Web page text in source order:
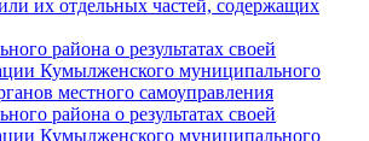
их отдельных частей, содержащих
района о результатах своей
Кумылженского муниципального
местного самоуправления
района о результатах своей
Кумылженского муниципального